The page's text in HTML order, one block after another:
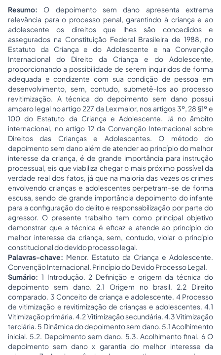
Resumo: O depoimento sem dano apresenta extrema
relevância para o processo penal, garantindo à criança e ao
adolescente os direitos que lhes são concedidos e
assegurados na Constituição Federal Brasileira de 1988, no
Estatuto da Criança e do Adolescente e na Convenção
Internacional do Direito da Criança e do Adolescente,
proporcionando a possibilidade de serem inquiridos de forma
adequada e condizente com sua condição de pessoa em
desenvolvimento, sem, contudo, submetê-los ao processo
revitimização. A técnica do depoimento sem dano possui
amparo legal no artigo 227 da Lexmaior, nos artigos 3º, 28 §1º e
100 do Estatuto da Criança e Adolescente. Já no âmbito
internacional, no artigo 12 da Convenção Internacional sobre
Direitos das Crianças e Adolescentes. O método do
depoimento sem dano além de atender ao princípio do melhor
interesse da criança, é de grande importância para instrução
processual, eis que viabiliza chegar o mais próximo possível da
verdade real dos fatos, já que na maioria das vezes os crimes
envolvendo crianças e adolescentes perpetram-se de forma
escusa, sendo de grande importância depoimento do infante
para a configuração do delito e responsabilização por parte do
agressor. O presente trabalho tem como principal objetivo
demonstrar que a técnica é eficaz e atende ao princípio do
melhor interesse da criança, sem, contudo, violar o princípio
constitucional do devido processo legal.
Palavras-chave: Menor. Estatuto da Criança e Adolescente.
Convenção Internacional. Princípio do Devido Processo Legal.
Sumário: 1 Introdução. 2 Definição e origem da técnica do
depoimento sem dano. 2.1 Origem no brasil. 2.2 Direito
comparado. 3 Conceito de criança e adolescente. 4 Processo
de vitimização e revitimização de crianças e adolescentes. 4.1
Vitimização primária. 4.2 Vitimização secundária. 4.3 Vitimização
terciária. 5 Dinâmica do depoimento sem dano. 5.1 Acolhimento
inicial. 5.2. Depoimento sem dano. 5.3. Acolhimento final. 6 O
depoimento sem dano x garantia do melhor interesse da